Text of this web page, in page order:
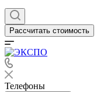
Рассчитать стоимость
Телефоны